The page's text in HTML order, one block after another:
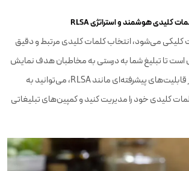
کلیکی می‌شود، انتخاب کلمات کلیدی مرتبط و دقیق
است تا تبلیغ شما به درستی به مخاطبان هدف نمایش
داده شود. با استفاده از قابلیت‌های پیشرفته‌ای مانند RLSA، می‌توانید به
کلیدی خود را مدیریت کنید و کمپین‌های تبلیغاتی